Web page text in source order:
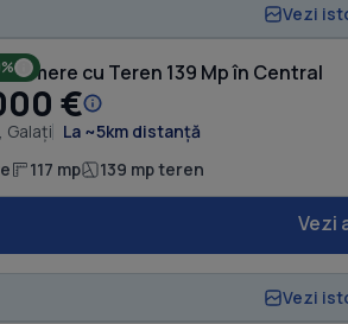
Vezi
camere cu Teren 139 Mp în Central
€
Galați La ~5km distanță
117 mp 139 mp teren
Vezi
Vezi